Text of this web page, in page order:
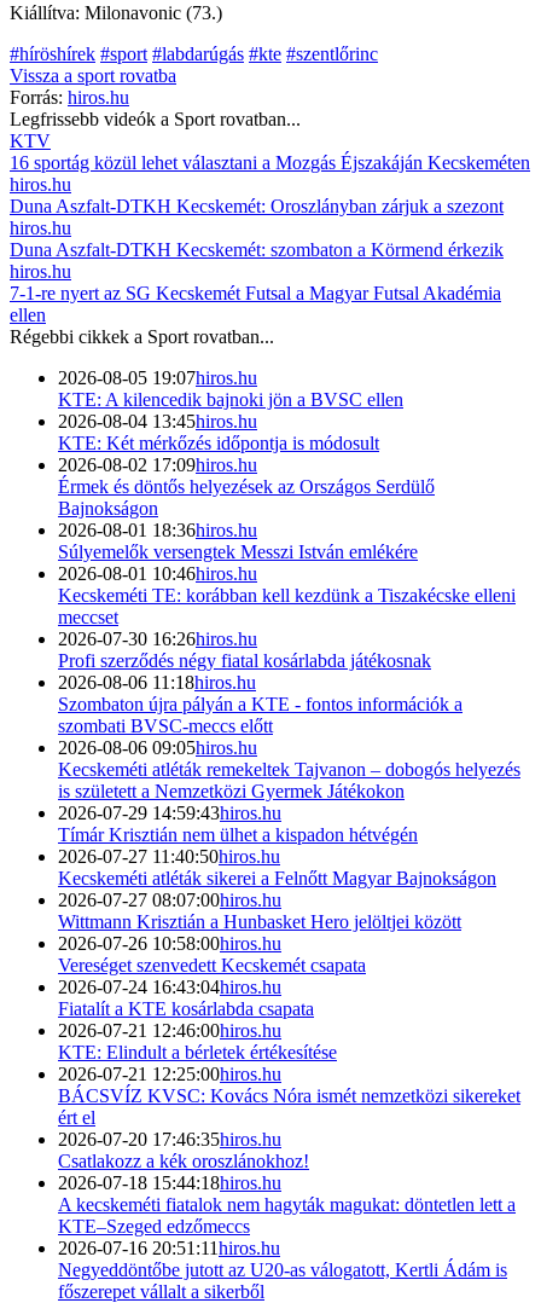
Kiállítva: Milonavonic (73.)
#híröshírek #sport #labdarúgás #kte #szentlőrinc
Vissza a sport rovatba
Forrás: hiros.hu
Legfrissebb videók a Sport rovatban...
KTV
16 sportág közül lehet választani a Mozgás Éjszakáján Kecskeméten
hiros.hu
Duna Aszfalt-DTKH Kecskemét: Oroszlányban zárjuk a szezont
hiros.hu
Duna Aszfalt-DTKH Kecskemét: szombaton a Körmend érkezik
hiros.hu
7-1-re nyert az SG Kecskemét Futsal a Magyar Futsal Akadémia
ellen
Régebbi cikkek a Sport rovatban...
2026-08-05 19:07hiros.hu
KTE: A kilencedik bajnoki jön a BVSC ellen
2026-08-04 13:45hiros.hu
KTE: Két mérkőzés időpontja is módosult
2026-08-02 17:09hiros.hu
Érmek és döntős helyezések az Országos Serdülő
Bajnokságon
2026-08-01 18:36hiros.hu
Súlyemelők versengtek Messzi István emlékére
2026-08-01 10:46hiros.hu
Kecskeméti TE: korábban kell kezdünk a Tiszakécske elleni
meccset
2026-07-30 16:26hiros.hu
Profi szerződés négy fiatal kosárlabda játékosnak
2026-08-06 11:18hiros.hu
Szombaton újra pályán a KTE - fontos információk a
szombati BVSC-meccs előtt
2026-08-06 09:05hiros.hu
Kecskeméti atléták remekeltek Tajvanon – dobogós helyezés
is született a Nemzetközi Gyermek Játékokon
2026-07-29 14:59:43hiros.hu
Tímár Krisztián nem ülhet a kispadon hétvégén
2026-07-27 11:40:50hiros.hu
Kecskeméti atléták sikerei a Felnőtt Magyar Bajnokságon
2026-07-27 08:07:00hiros.hu
Wittmann Krisztián a Hunbasket Hero jelöltjei között
2026-07-26 10:58:00hiros.hu
Vereséget szenvedett Kecskemét csapata
2026-07-24 16:43:04hiros.hu
Fiatalít a KTE kosárlabda csapata
2026-07-21 12:46:00hiros.hu
KTE: Elindult a bérletek értékesítése
2026-07-21 12:25:00hiros.hu
BÁCSVÍZ KVSC: Kovács Nóra ismét nemzetközi sikereket
ért el
2026-07-20 17:46:35hiros.hu
Csatlakozz a kék oroszlánokhoz!
2026-07-18 15:44:18hiros.hu
A kecskeméti fiatalok nem hagyták magukat: döntetlen lett a
KTE–Szeged edzőmeccs
2026-07-16 20:51:11hiros.hu
Negyeddöntőbe jutott az U20-as válogatott, Kertli Ádám is
főszerepet vállalt a sikerből